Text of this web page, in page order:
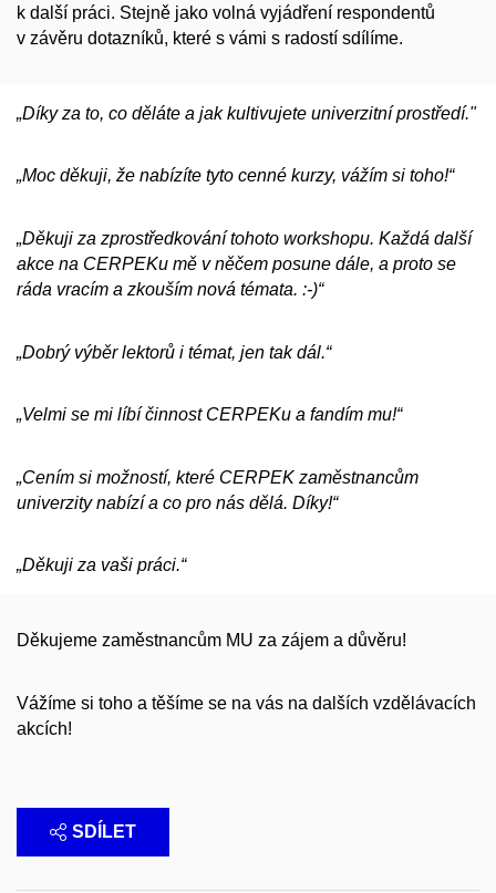
k další práci. Stejně jako volná vyjádření respondentů
v závěru dotazníků, které s vámi s radostí sdílíme.
„Díky za to, co děláte a jak kultivujete univerzitní prostředí."
„Moc děkuji, že nabízíte tyto cenné kurzy, vážím si toho!“
„Děkuji za zprostředkování tohoto workshopu. Každá další
akce na CERPEKu mě v něčem posune dále, a proto se
ráda vracím a zkouším nová témata. :-)“
„Dobrý výběr lektorů i témat, jen tak dál.“
„Velmi se mi líbí činnost CERPEKu a fandím mu!“
„Cením si možností, které CERPEK zaměstnancům
univerzity nabízí a co pro nás dělá. Díky!“
„Děkuji za vaši práci.“
Děkujeme zaměstnancům MU za zájem a důvěru!
Vážíme si toho a těšíme se na vás na dalších vzdělávacích
akcích!
SDÍLET